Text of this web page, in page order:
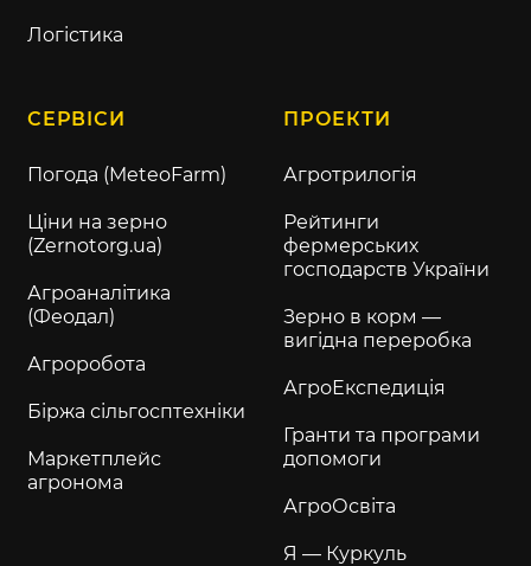
Логістика
СЕРВІСИ
Погода (MeteoFarm)
Ціни на зерно
(Zernotorg.ua)
Агроаналітика
(Феодал)
Агроробота
Біржа сільгосптехніки
Маркетплейс
агронома
ПРОЕКТИ
Агротрилогія
Рейтинги
фермерських
господарств України
Зерно в корм —
вигідна переробка
АгроЕкспедиція
Гранти та програми
допомоги
АгроОсвіта
Я — Куркуль